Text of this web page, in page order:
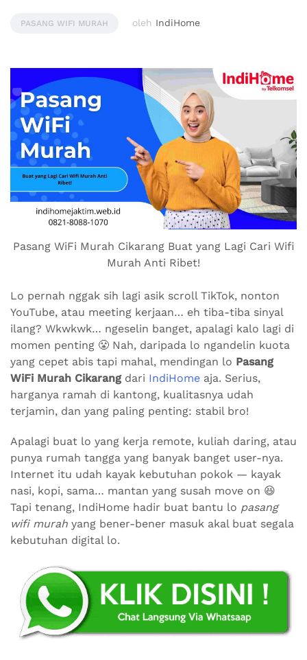
PASANG WIFI MURAH oleh IndiHome
Pasang WiFi Murah Cikarang Buat yang Lagi Cari Wifi
Murah Anti Ribet!
Lo pernah nggak sih lagi asik scroll TikTok, nonton
YouTube, atau meeting kerjaan… eh tiba-tiba sinyal
ilang? Wkwkwk… ngeselin banget, apalagi kalo lagi di
momen penting 😤 Nah, daripada lo ngandelin kuota
yang cepet abis tapi mahal, mendingan lo Pasang
WiFi Murah Cikarangdari IndiHome aja. Serius,
harganya ramah di kantong, kualitasnya udah
terjamin, dan yang paling penting: stabil bro!
Apalagi buat lo yang kerja remote, kuliah daring, atau
punya rumah tangga yang banyak banget user-nya.
Internet itu udah kayak kebutuhan pokok — kayak
nasi, kopi, sama… mantan yang susah move on 😆
Tapi tenang, IndiHome hadir buat bantu lo pasang
wifi murah yang bener-bener masuk akal buat segala
kebutuhan digital lo.